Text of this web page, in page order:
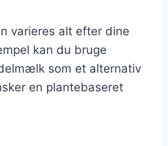
varieres alt efter dine
kan du bruge
som et alternativ
en plantebaseret